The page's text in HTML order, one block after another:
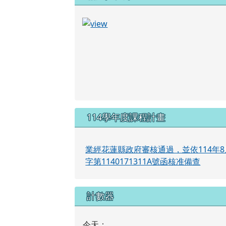
114學年度課程計畫
業經花蓮縣政府審核通過，並依114年
字第1140171311A號函核准備查
計數器